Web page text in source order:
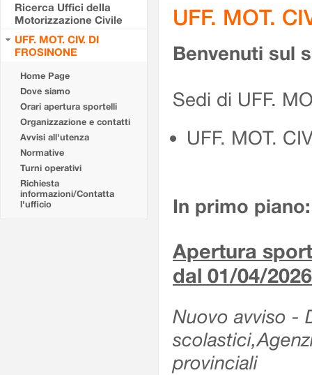
Ricerca Uffici della
Motorizzazione Civile
UFF. MOT. CIV. DI
FROSINONE
Home Page
Dove siamo
Orari apertura sportelli
Organizzazione e contatti
Avvisi all'utenza
Normative
Turni operativi
Richiesta
informazioni/Contatta
l'ufficio
UFF. MOT.
Benvenuti sul
Sedi di UFF.
UFF. MOT.
In primo piano:
Apertura
dal 01/04/2026
Nuovo avviso -
provinciali